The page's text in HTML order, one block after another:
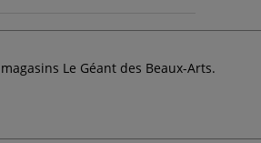
Le Géant des Beaux-Arts.